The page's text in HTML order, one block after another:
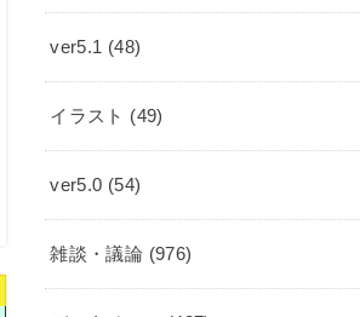
ver5.1 (48)
イラスト (49)
ver5.0 (54)
雑談・議論 (976)